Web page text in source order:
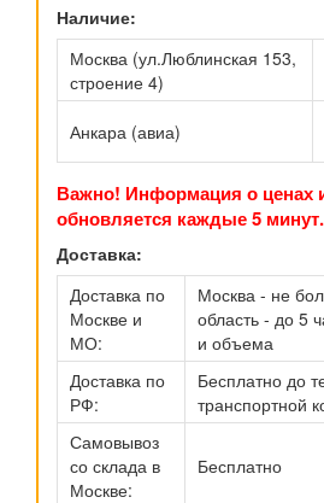
Наличие:
Москва (ул.Люблинская 153,
строение 4)
Анкара (авиа)
Важно! Информация о ценах
обновляется каждые 5 минут.
Доставка:
Доставка по
Москве и
МО:
Москва - не
область - до 5
и объема
Доставка по
РФ:
Бесплатно до
транспортной
Самовывоз
со склада в
Москве:
Бесплатно